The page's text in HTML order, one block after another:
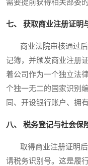
需要提前获得相关部委
七、 获取商业注册证明
商业法院审核通过后
记簿，并颁发商业注册
着公司作为一个独立法
个独一无二的国家识别
同、开设银行账户、拥
八、 税务登记与社会保
取得商业注册证明后
请税务识别号。这是履